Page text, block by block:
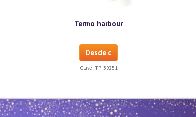
Termo harbour
Desde c
Clave: TP-39251